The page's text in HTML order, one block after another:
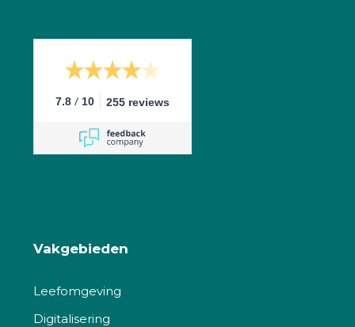
7.8 / 10 255 reviews
Vakgebieden
Leefomgeving
Digitalisering